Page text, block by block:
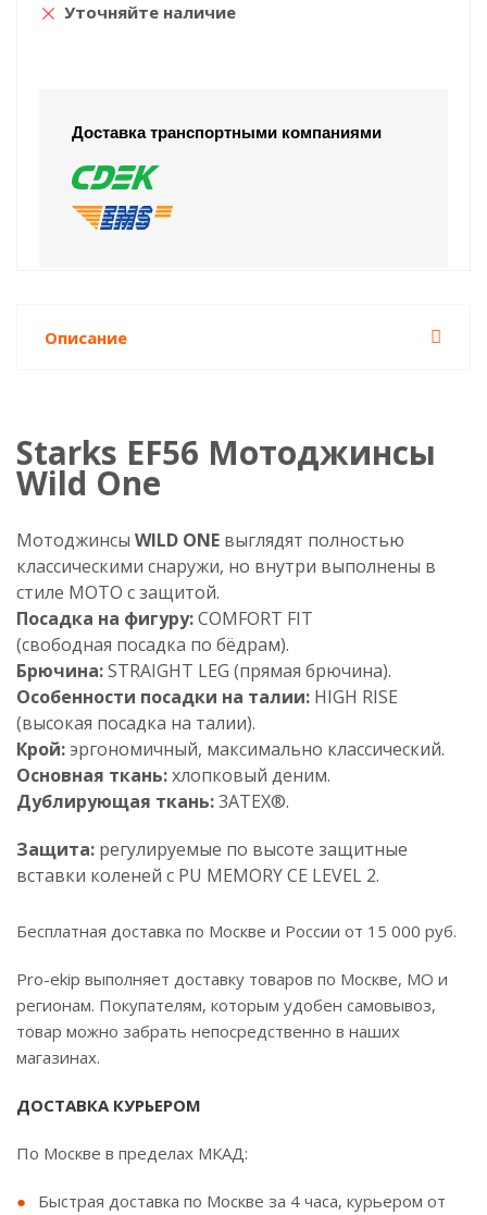
Уточняйте наличие
Доставка транспортными компаниями
Описание
Starks EF56 Мотоджинсы
Wild One
Мотоджинсы WILD ONE выглядят полностью
классическими снаружи, но внутри выполнены в
стиле МОТО с защитой.
Посадка на фигуру:COMFORT FIT
(свободная посадка по бёдрам).
Брючина:STRAIGHT LEG (прямая брючина).
Особенности посадки на талии: HIGH RISE
(высокая посадка на талии).
Крой:эргономичный, максимально классический.
Основная ткань:хлопковый деним.
Дублирующая ткань:3ATEX®.
Защита: регулируемые по высоте защитные
вставки коленей с PU MEMORY CE LEVEL 2.
Бесплатная доставка по Москве и России от 15 000 руб.
Pro-ekip выполняет доставку товаров по Москве, МО и
регионам. Покупателям, которым удобен самовывоз,
товар можно забрать непосредственно в наших
магазинах.
ДОСТАВКА КУРЬЕРОМ
По Москве в пределах МКАД:
Быстрая доставка по Москве за 4 часа, курьером от